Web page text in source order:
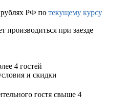
РФ по текущему курсу
производиться при заезде
4 гостей
и скидки
гостя свыше 4